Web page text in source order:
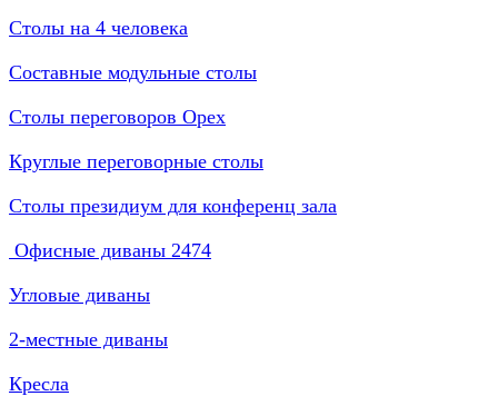
Столы на 4 человека
Составные модульные столы
Столы переговоров Орех
Круглые переговорные столы
Столы президиум для конференц зала
Офисные диваны 2474
Угловые диваны
2-местные диваны
Кресла